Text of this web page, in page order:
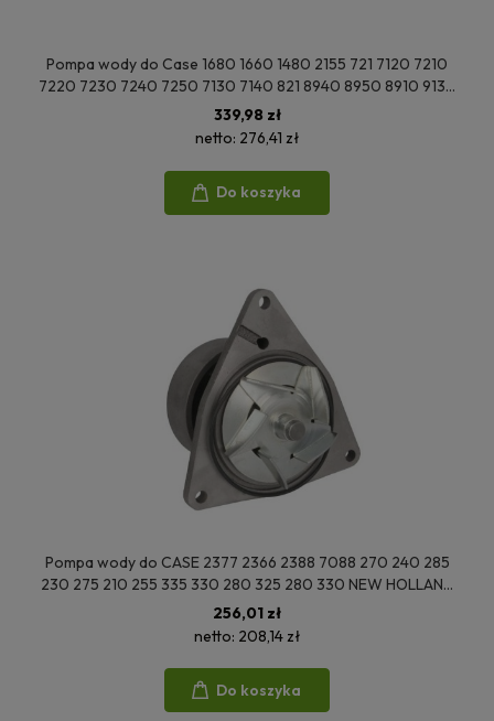
Pompa wody do Case 1680 1660 1480 2155 721 7120 7210
7220 7230 7240 7250 7130 7140 821 8940 8950 8910 9130
9230 270 J802479 A77704 3913430 3804883 08239EC
339,98 zł
netto: 276,41 zł
Do koszyka
Pompa wody do CASE 2377 2366 2388 7088 270 240 285
230 275 210 255 335 330 280 325 280 330 NEW HOLLAND
8010S 8030 8010 8050 8040 9200 3286293 3804927
4089647 08191EC
256,01 zł
netto: 208,14 zł
Do koszyka